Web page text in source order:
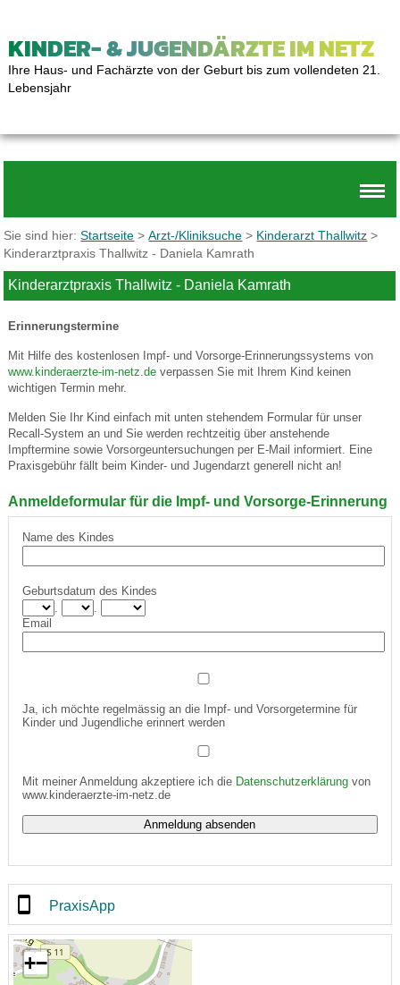
KINDER- & JUGENDÄRZTE IM NETZ
Ihre Haus- und Fachärzte von der Geburt bis zum vollendeten 21.
Lebensjahr
Sie sind hier:Startseite >Arzt-/Kliniksuche > Kinderarzt Thallwitz >
Kinderarztpraxis Thallwitz - Daniela Kamrath
Kinderarztpraxis Thallwitz - Daniela Kamrath
Erinnerungstermine
Mit Hilfe des kostenlosen Impf- und Vorsorge-Erinnerungssystems von
www.kinderaerzte-im-netz.deverpassen Sie mit Ihrem Kind keinen
wichtigen Termin mehr.
Melden Sie Ihr Kind einfach mit unten stehendem Formular für unser
Recall-System an und Sie werden rechtzeitig über anstehende
Impftermine sowie Vorsorgeuntersuchungen per E-Mail informiert. Eine
Praxisgebühr fällt beim Kinder- und Jugendarzt generell nicht an!
Anmeldeformular für die Impf- und Vorsorge-Erinnerung
Name des Kindes
Geburtsdatum des Kindes
Email
Ja, ich möchte regelmässig an die Impf- und Vorsorgetermine für
Kinder und Jugendliche erinnert werden
Mit meiner Anmeldung akzeptiere ich die Datenschutzerklärungvon
www.kinderaerzte-im-netz.de
PraxisApp
+−